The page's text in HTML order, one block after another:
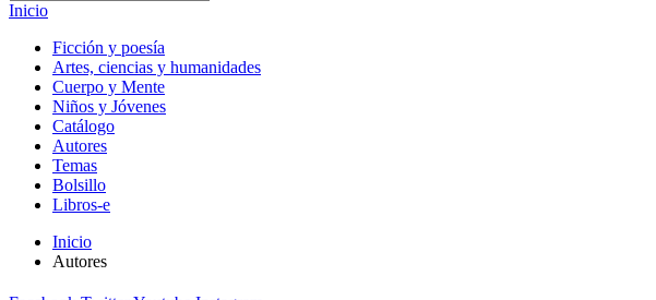
Inicio
Ficción y poesía
Artes, ciencias y humanidades
Cuerpo y Mente
Niños y Jóvenes
Catálogo
Autores
Temas
Bolsillo
Libros-e
Inicio
Autores